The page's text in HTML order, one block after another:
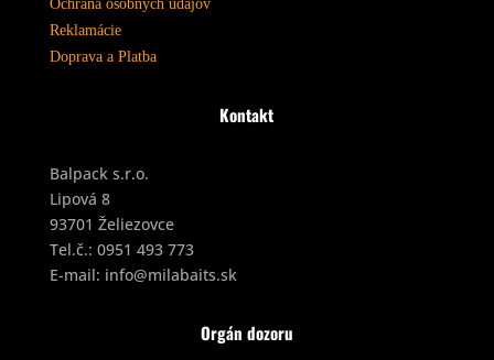
Ochrana osobných údajov
Reklamácie
Doprava a Platba
Kontakt
Balpack s.r.o.
Lipová 8
93701 Želiezovce
Tel.č.: 0951 493 773
E-mail: info@milabaits.sk
Orgán dozoru